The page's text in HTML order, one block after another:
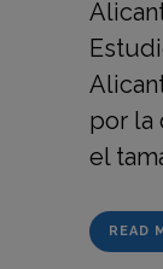
por la
el
READ